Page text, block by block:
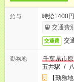
給与
時給1400
交通費
交通費 交
勤務地
千葉県市
五井駅 /
【勤務